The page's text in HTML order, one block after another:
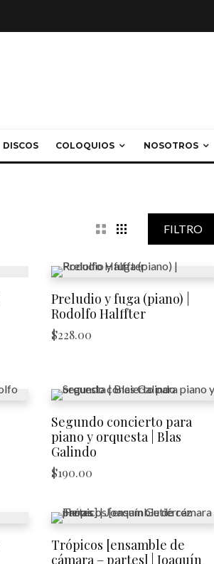
DISCOS COLOQUIOS NOSOTROS
FILTRO
Preludio y fuga (piano) |
Rodolfo Halffter
$228.00
Segundo concierto para
piano y orquesta | Blas
Galindo
$190.00
Trópicos [ensamble de
cámara – partes] | Joaquín